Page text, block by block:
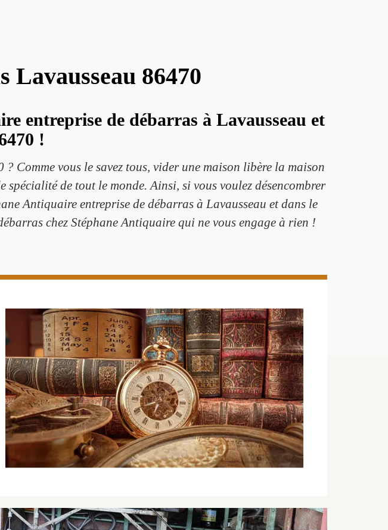
Lavausseau 86470
entreprise de débarras à Lavausseau et
!
Comme vous le savez tous, vider une maison libère la maison
spécialité de tout le monde. Ainsi, si vous voulez désencombrer
Antiquaire entreprise de débarras à Lavausseau et dans le
chez Stéphane Antiquaire qui ne vous engage à rien !